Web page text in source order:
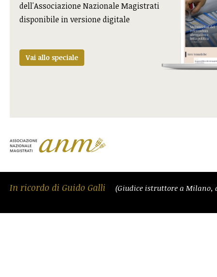
dell'Associazione Nazionale Magistrati
disponibile in versione digitale
Vai allo speciale
In ricordo di Guido Galli (Giudice istruttore a Milano,